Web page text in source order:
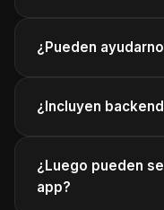
¿Pueden
¿Incluyen
¿Luego pueden
app?